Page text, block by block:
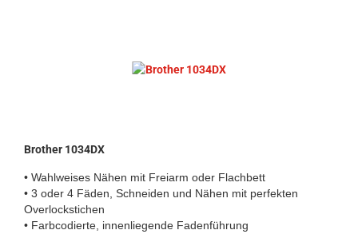
Brother 1034DX
• Wahlweises Nähen mit Freiarm oder Flachbett
• 3 oder 4 Fäden, Schneiden und Nähen mit perfekten
Overlockstichen
• Farbcodierte, innenliegende Fadenführung